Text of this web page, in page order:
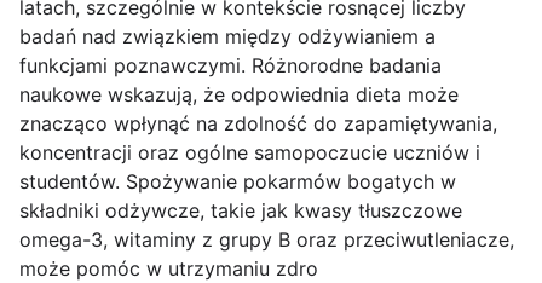
latach, szczególnie w kontekście rosnącej liczby
badań nad związkiem między odżywianiem a
funkcjami poznawczymi. Różnorodne badania
naukowe wskazują, że odpowiednia dieta może
znacząco wpłynąć na zdolność do zapamiętywania,
koncentracji oraz ogólne samopoczucie uczniów i
studentów. Spożywanie pokarmów bogatych w
składniki odżywcze, takie jak kwasy tłuszczowe
omega-3, witaminy z grupy B oraz przeciwutleniacze,
może pomóc w utrzymaniu zdro